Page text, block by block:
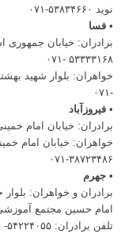
نوید ۵۳۸۳۴۶۶۰-۰۷۱
•فسا
۵۳۳۳۳۱۶۸ -۰۷۱
-۰۷۱
•فیروزآباد
برادران: خیابان امام خمینی
خواهران: خیابان امام
۳۸۷۲۳۴۸۶-۰۷۱
•جهرم
برادران و خواهران:
امام حسین مجتمع
تلفن برادران: ۵۴۲۲۴۰۵۵- ۰۷۱ تلفن خواهران: ۵۴۲۲۱۲۵۶-۰۷۱